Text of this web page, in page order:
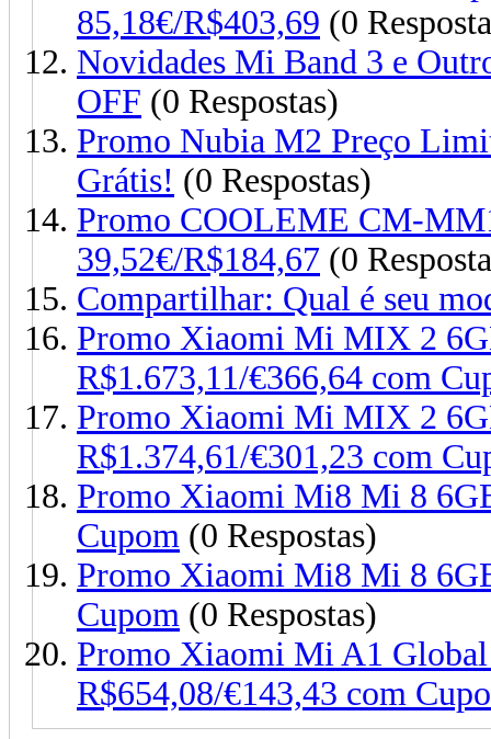
85,18€/R$403,69 (0
Novidades Mi Band 3 e
OFF (0 Respostas)
Promo Nubia M2 Preço
Grátis! (0 Respostas)
Promo COOLEME CM-
39,52€/R$184,67 (0
Compartilhar: Qual é seu
Promo Xiaomi Mi MIX 2
R$1.673,11/€366,64 com
Promo Xiaomi Mi MIX 2
R$1.374,61/€301,23 com
Promo Xiaomi Mi8 Mi 8
Cupom (0 Respostas)
Promo Xiaomi Mi8 Mi 8
Cupom (0 Respostas)
Promo Xiaomi Mi A1
R$654,08/€143,43 com